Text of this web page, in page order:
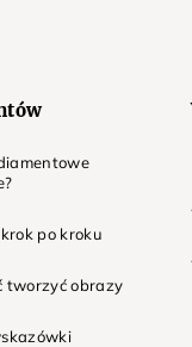
po kroku
tworzyć obrazy